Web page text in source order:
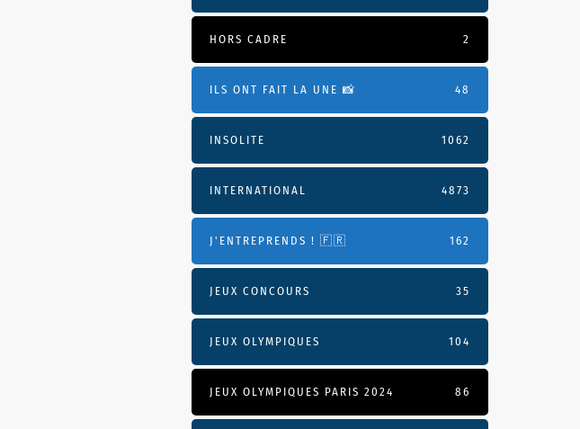
HORS CADRE 2
ILS ONT FAIT LA UNE 📸 48
INSOLITE 1062
INTERNATIONAL 4873
J'ENTREPRENDS ! 🇫🇷 162
JEUX CONCOURS 35
JEUX OLYMPIQUES 104
JEUX OLYMPIQUES PARIS 2024 86